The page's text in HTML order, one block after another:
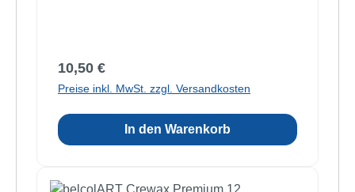
Regulärer Preis:
10,50 €
Preise inkl. MwSt. zzgl. Versandkosten
In den Warenkorb